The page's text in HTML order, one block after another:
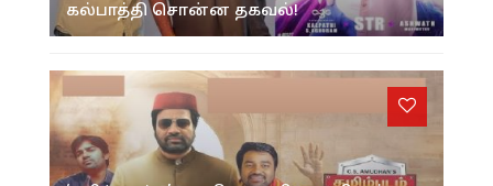
கல்பாத்தி சொன்ன தகவல்!